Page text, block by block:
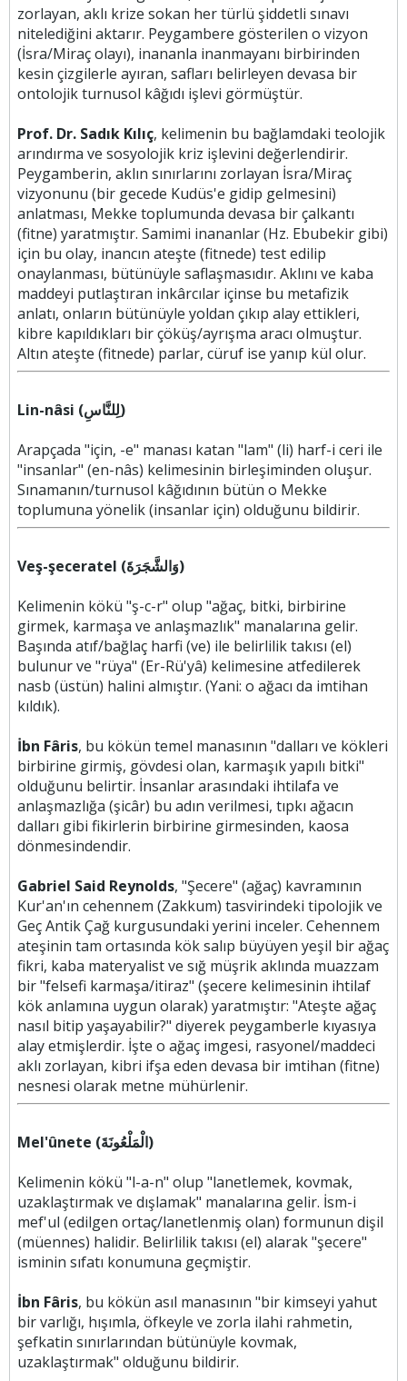
zorlayan, aklı krize sokan her türlü şiddetli sınavı
nitelediğini aktarır. Peygambere gösterilen o vizyon
(İsra/Miraç olayı), inananla inanmayanı birbirinden
kesin çizgilerle ayıran, safları belirleyen devasa bir
ontolojik turnusol kâğıdı işlevi görmüştür.
Prof. Dr. Sadık Kılıç, kelimenin bu bağlamdaki teolojik
arındırma ve sosyolojik kriz işlevini değerlendirir.
Peygamberin, aklın sınırlarını zorlayan İsra/Miraç
vizyonunu (bir gecede Kudüs'e gidip gelmesini)
anlatması, Mekke toplumunda devasa bir çalkantı
(fitne) yaratmıştır. Samimi inananlar (Hz. Ebubekir gibi)
için bu olay, inancın ateşte (fitnede) test edilip
onaylanması, bütünüyle saflaşmasıdır. Aklını ve kaba
maddeyi putlaştıran inkârcılar içinse bu metafizik
anlatı, onların bütünüyle yoldan çıkıp alay ettikleri,
kibre kapıldıkları bir çöküş/ayrışma aracı olmuştur.
Altın ateşte (fitnede) parlar, cüruf ise yanıp kül olur.
Lin-nâsi (لِلنَّاسِ)
Arapçada "için, -e" manası katan "lam" (li) harf-i ceri ile
"insanlar" (en-nâs) kelimesinin birleşiminden oluşur.
Sınamanın/turnusol kâğıdının bütün o Mekke
toplumuna yönelik (insanlar için) olduğunu bildirir.
Veş-şeceratel (وَالشَّجَرَةَ)
Kelimenin kökü "ş-c-r" olup "ağaç, bitki, birbirine
girmek, karmaşa ve anlaşmazlık" manalarına gelir.
Başında atıf/bağlaç harfi (ve) ile belirlilik takısı (el)
bulunur ve "rüya" (Er-Rü'yâ) kelimesine atfedilerek
nasb (üstün) halini almıştır. (Yani: o ağacı da imtihan
kıldık).
İbn Fâris, bu kökün temel manasının "dalları ve kökleri
birbirine girmiş, gövdesi olan, karmaşık yapılı bitki"
olduğunu belirtir. İnsanlar arasındaki ihtilafa ve
anlaşmazlığa (şicâr) bu adın verilmesi, tıpkı ağacın
dalları gibi fikirlerin birbirine girmesinden, kaosa
dönmesindendir.
Gabriel Said Reynolds, "Şecere" (ağaç) kavramının
Kur'an'ın cehennem (Zakkum) tasvirindeki tipolojik ve
Geç Antik Çağ kurgusundaki yerini inceler. Cehennem
ateşinin tam ortasında kök salıp büyüyen yeşil bir ağaç
fikri, kaba materyalist ve sığ müşrik aklında muazzam
bir "felsefi karmaşa/itiraz" (şecere kelimesinin ihtilaf
kök anlamına uygun olarak) yaratmıştır: "Ateşte ağaç
nasıl bitip yaşayabilir?" diyerek peygamberle kıyasıya
alay etmişlerdir. İşte o ağaç imgesi, rasyonel/maddeci
aklı zorlayan, kibri ifşa eden devasa bir imtihan (fitne)
nesnesi olarak metne mühürlenir.
Mel'ûnete (الْمَلْعُونَةَ)
Kelimenin kökü "l-a-n" olup "lanetlemek, kovmak,
uzaklaştırmak ve dışlamak" manalarına gelir. İsm-i
mef'ul (edilgen ortaç/lanetlenmiş olan) formunun dişil
(müennes) halidir. Belirlilik takısı (el) alarak "şecere"
isminin sıfatı konumuna geçmiştir.
İbn Fâris, bu kökün asıl manasının "bir kimseyi yahut
bir varlığı, hışımla, öfkeyle ve zorla ilahi rahmetin,
şefkatin sınırlarından bütünüyle kovmak,
uzaklaştırmak" olduğunu bildirir.